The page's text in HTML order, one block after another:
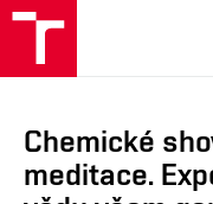
Brno
Chemické
meditace.